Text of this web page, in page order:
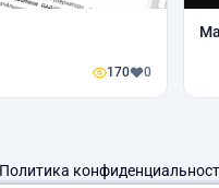
170 0
Политика